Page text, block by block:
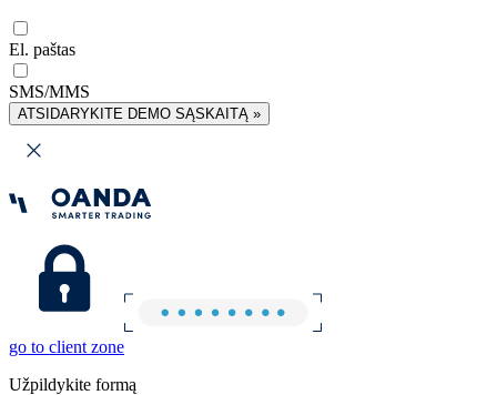
El. paštas
SMS/MMS
ATSIDARYKITE DEMO SĄSKAITĄ »
go to client zone
Užpildykite formą